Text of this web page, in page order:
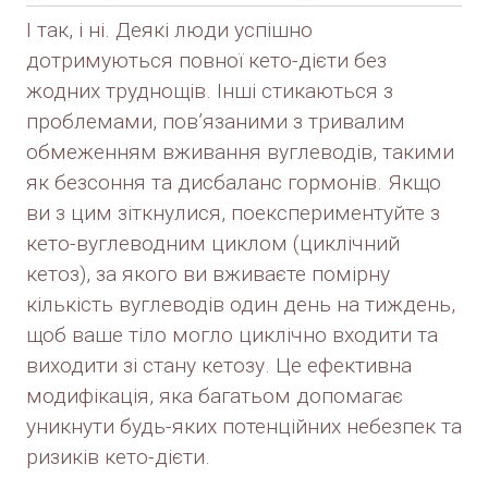
І так, і ні. Деякі люди успішно
дотримуються повної кето-дієти без
жодних труднощів. Інші стикаються з
проблемами, пов’язаними з тривалим
обмеженням вживання вуглеводів, такими
як безсоння та дисбаланс гормонів. Якщо
ви з цим зіткнулися, поекспериментуйте з
кето-вуглеводним циклом (циклічний
кетоз), за якого ви вживаєте помірну
кількість вуглеводів один день на тиждень,
щоб ваше тіло могло циклічно входити та
виходити зі стану кетозу. Це ефективна
модифікація, яка багатьом допомагає
уникнути будь-яких потенційних небезпек та
ризиків кето-дієти.